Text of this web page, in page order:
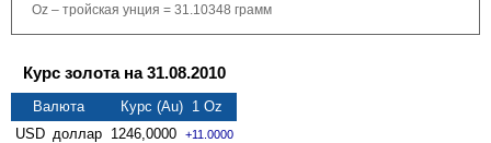
Oz – тройская унция = 31.10348 грамм
Курс золота на 31.08.2010
Валюта
Курс (Au) 1 Oz
USD доллар 1246,0000 +11.0000